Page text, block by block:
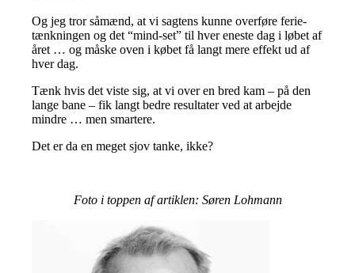
Og jeg tror såmænd, at vi sagtens kunne overføre ferie-
tænkningen og det “mind-set” til hver eneste dag i løbet af
året … og måske oven i købet få langt mere effekt ud af
hver dag.
Tænk hvis det viste sig, at vi over en bred kam – på den
lange bane – fik langt bedre resultater ved at arbejde
mindre … men smartere.
Det er da en meget sjov tanke, ikke?
Foto i toppen af artiklen: Søren Lohmann